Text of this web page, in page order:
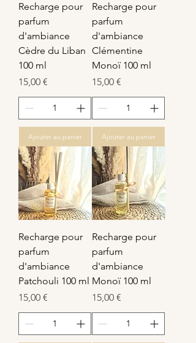
Recharge pour
parfum
d'ambiance
Cèdre du Liban
100 ml
Prix
15,00 €
Ajouter au panier
Recharge pour
parfum
d'ambiance
Clémentine
Monoï 100 ml
Prix
15,00 €
Ajouter au panier
Recharge pour
parfum
d'ambiance
Patchouli 100 ml
Prix
15,00 €
Recharge pour
parfum
d'ambiance
Monoï 100 ml
Prix
15,00 €